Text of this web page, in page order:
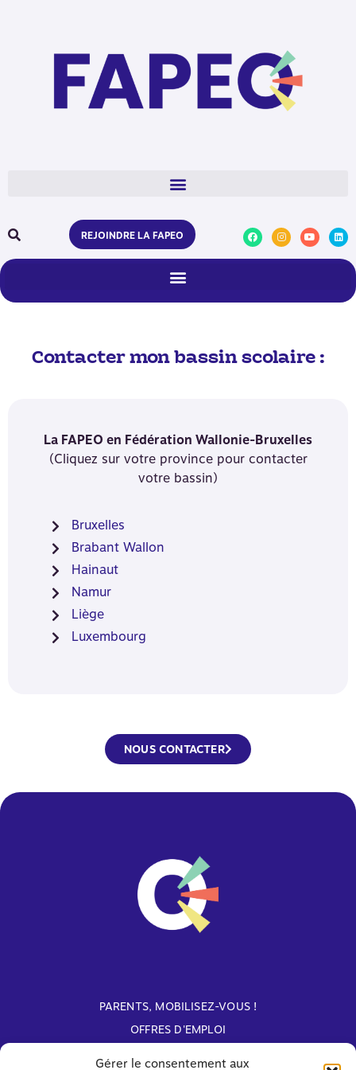
Gérer le consentement aux
REJOINDRE LA FAPEO
Contacter mon bassin scolaire :
La FAPEO en Fédération Wallonie-Bruxelles
(Cliquez sur votre province pour contacter
votre bassin)
Bruxelles
Brabant Wallon
Hainaut
Namur
Liège
Luxembourg
NOUS CONTACTER
PARENTS, MOBILISEZ-VOUS !
OFFRES D'EMPLOI